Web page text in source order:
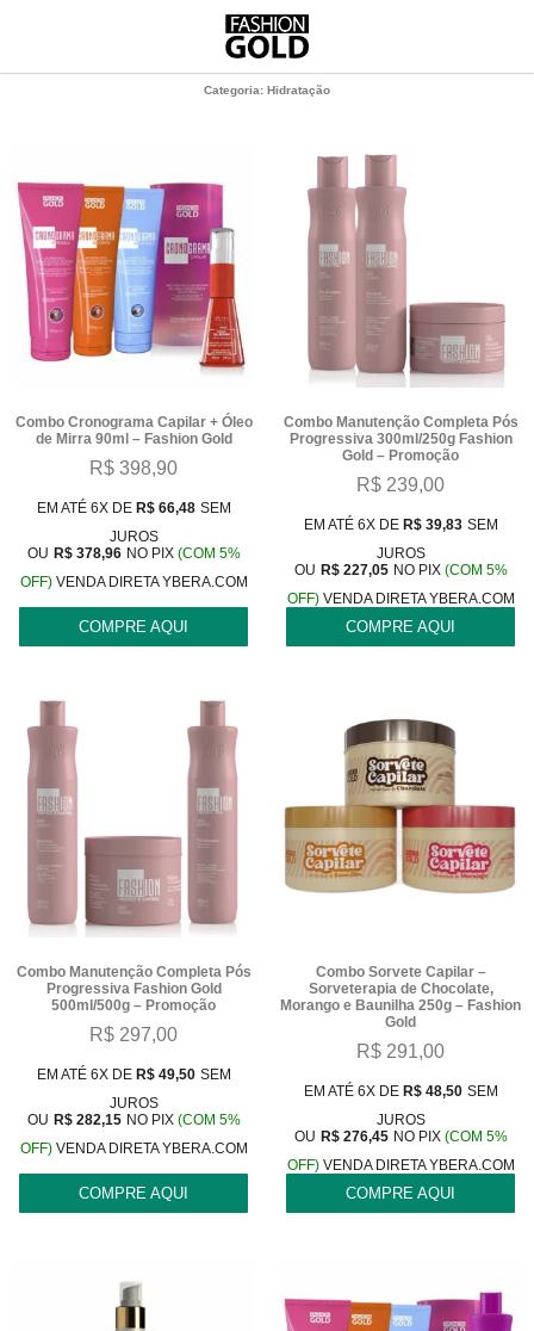
Categoria: Hidratação
Combo Cronograma Capilar + Óleo
de Mirra 90ml – Fashion Gold
R$ 398,90
EM ATÉ 6X DE R$66,48 SEM
JUROS
OU R$378,96 NO PIX (COM 5%
OFF)VENDA DIRETA YBERA.COM
COMPRE AQUI
Combo Manutenção Completa Pós
Progressiva 300ml/250g Fashion
Gold – Promoção
R$ 239,00
EM ATÉ 6X DE R$39,83 SEM
JUROS
OU R$227,05 NO PIX (COM 5%
OFF)VENDA DIRETA YBERA.COM
COMPRE AQUI
Combo Manutenção Completa Pós
Progressiva Fashion Gold
500ml/500g – Promoção
R$ 297,00
EM ATÉ 6X DE R$49,50 SEM
JUROS
OU R$282,15 NO PIX (COM 5%
OFF)VENDA DIRETA YBERA.COM
COMPRE AQUI
Combo Sorvete Capilar –
Sorveterapia de Chocolate,
Morango e Baunilha 250g – Fashion
Gold
R$ 291,00
EM ATÉ 6X DE R$48,50 SEM
JUROS
OU R$276,45 NO PIX (COM 5%
OFF)VENDA DIRETA YBERA.COM
COMPRE AQUI